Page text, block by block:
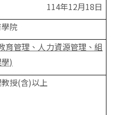
114年12月18日
院
育管理、人力資源管理、組
)
授(含)以上